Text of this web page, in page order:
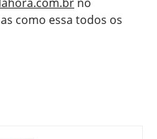
como essa todos os